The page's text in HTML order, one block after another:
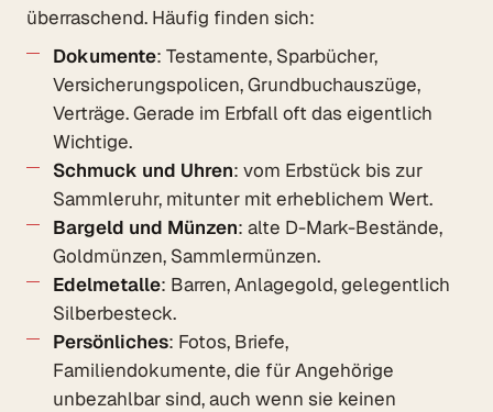
überraschend. Häufig finden sich:
Dokumente: Testamente, Sparbücher,
Versicherungspolicen, Grundbuchauszüge,
Verträge. Gerade im Erbfall oft das eigentlich
Wichtige.
Schmuck und Uhren: vom Erbstück bis zur
Sammleruhr, mitunter mit erheblichem Wert.
Bargeld und Münzen: alte D-Mark-Bestände,
Goldmünzen, Sammlermünzen.
Edelmetalle: Barren, Anlagegold, gelegentlich
Silberbesteck.
Persönliches: Fotos, Briefe,
Familiendokumente, die für Angehörige
unbezahlbar sind, auch wenn sie keinen